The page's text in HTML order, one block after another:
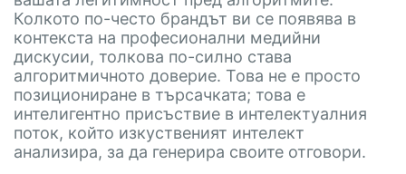
Колкото по-често брандът ви се появява в
контекста на професионални медийни
дискусии, толкова по-силно става
алгоритмичното доверие. Това не е просто
позициониране в търсачката; това е
интелигентно присъствие в интелектуалния
поток, който изкуственият интелект
анализира, за да генерира своите отговори.